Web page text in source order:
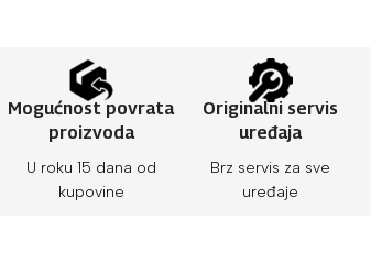
Mogućnost povrata
proizvoda
U roku 15 dana od
kupovine
Originalni servis
uređaja
Brz servis za sve
uređaje